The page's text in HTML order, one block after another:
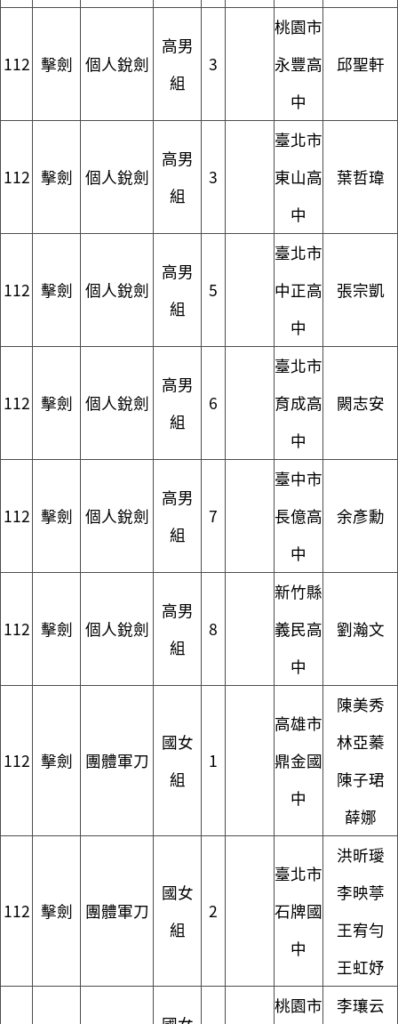
112 擊劍 個人銳劍
高男
組
3
桃園市
永豐高
中
邱聖軒
112 擊劍 個人銳劍
高男
組
3
臺北市
東山高
中
葉哲瑋
112 擊劍 個人銳劍
高男
組
5
臺北市
中正高
中
張宗凱
112 擊劍 個人銳劍
高男
組
6
臺北市
育成高
中
闕志安
112 擊劍 個人銳劍
高男
組
7
臺中市
長億高
中
余彥勳
112 擊劍 個人銳劍
高男
組
8
新竹縣
義民高
中
劉瀚文
112 擊劍 團體軍刀
國女
組
1
高雄市
鼎金國
中
陳美秀
林亞蓁
陳子珺
薛娜
112 擊劍 團體軍刀
國女
組
2
臺北市
石牌國
中
洪昕璦
李映葶
王宥勻
王虹妤
桃園市 李瓖云